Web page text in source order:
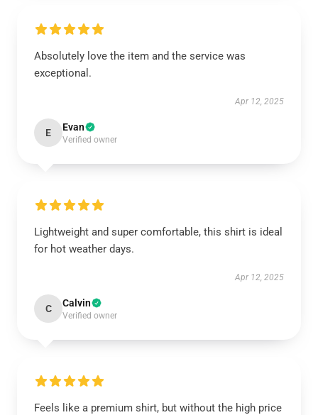
Absolutely love the item and the service was
exceptional.
Apr 12, 2025
E Evan
Verified owner
Lightweight and super comfortable, this shirt is ideal
for hot weather days.
Apr 12, 2025
C Calvin
Verified owner
Feels like a premium shirt, but without the high price